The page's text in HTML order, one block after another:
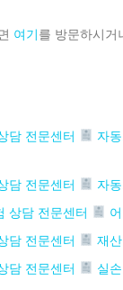
여기를 방문하시거
담 전문센터
자
담 전문센터
자
상담 전문센터
담 전문센터
재
담 전문센터
실